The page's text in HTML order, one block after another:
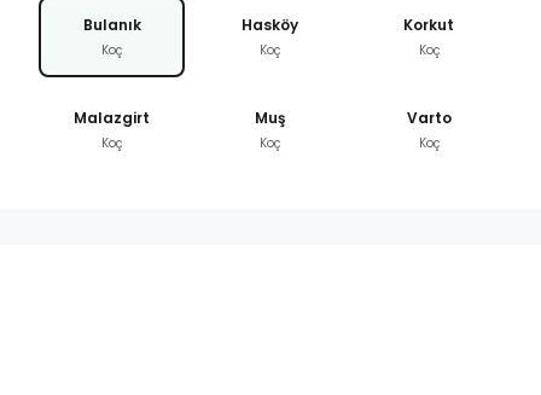
Bulanık
Koç
Hasköy
Koç
Korkut
Koç
Malazgirt
Koç
Muş
Koç
Varto
Koç